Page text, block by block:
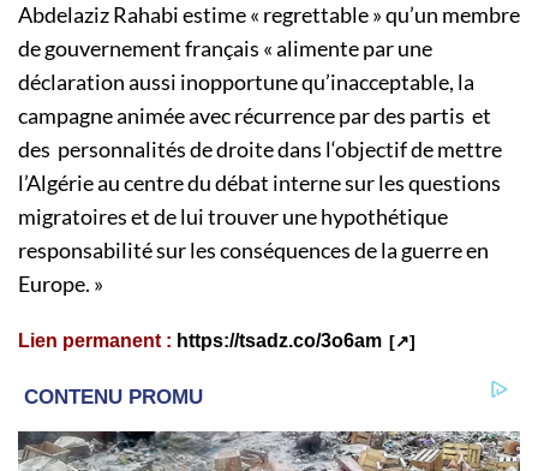
Abdelaziz Rahabi estime « regrettable » qu’un membre
de gouvernement français « alimente par une
déclaration aussi inopportune qu’inacceptable, la
campagne animée avec récurrence par des partis et
des personnalités de droite dans l‘objectif de mettre
l’Algérie au centre du débat interne sur les questions
migratoires et de lui trouver une hypothétique
responsabilité sur les conséquences de la guerre en
Europe. »
Lien permanent : https://tsadz.co/3o6am